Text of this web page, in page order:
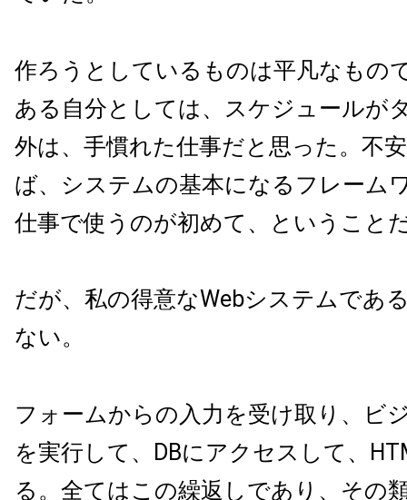
作ろうとしているものは平凡なもの
ある自分としては、スケジュールが
外は、手慣れた仕事だと思った。不
ば、システムの基本になるフレーム
仕事で使うのが初めて、ということ
だが、私の得意なWebシステムであ
ない。
フォームからの入力を受け取り、ビ
を実行して、DBにアクセスして、
る。全てはこの繰返しであり、その